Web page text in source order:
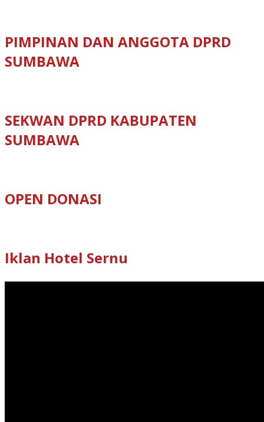
PIMPINAN DAN ANGGOTA DPRD
SUMBAWA
SEKWAN DPRD KABUPATEN
SUMBAWA
OPEN DONASI
Iklan Hotel Sernu